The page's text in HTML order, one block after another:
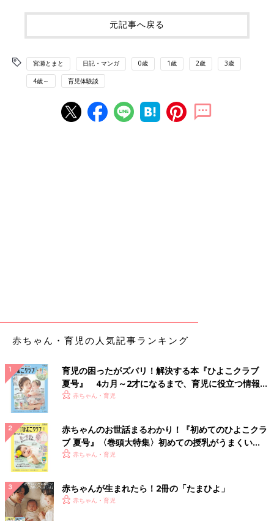
元記事へ戻る
宮瀬とまと 日記・マンガ 0歳 1歳 2歳 3歳
4歳～ 育児体験談
赤ちゃん・育児の人気記事ランキング
育児の困ったがズバリ！解決する本『ひよこクラブ
夏号』 4カ月～2才になるまで、育児に役立つ情報が
いっぱい！
赤ちゃん・育児
赤ちゃんのお世話まるわかり！『初めてのひよこクラ
ブ 夏号』〈巻頭大特集〉初めての授乳がうまくい
く！ おっぱい・ミルクの基本と夏のトラブル 解決テ
赤ちゃん・育児
赤ちゃんが生まれたら！2冊の「たまひよ」
赤ちゃん・育児